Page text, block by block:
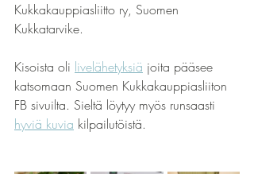
Kukkakauppiasliitto ry, Suomen
Kukkatarvike.
Kisoista oli livelähetyksiä joita pääsee
katsomaan Suomen Kukkakauppiasliiton
FB sivuilta. Sieltä löytyy myös runsaasti
hyviä kuvia kilpailutöistä.